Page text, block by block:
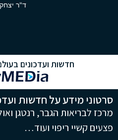
ד"ר יצחק
חדשות ועדכונים
סרטוני מידע על חדשות
מרכז לבריאות הגבר, רנטגן
פצעים קשיי ריפוי ועוד…